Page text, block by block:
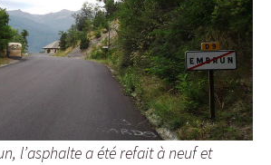
l’asphalte a été refait à neuf et